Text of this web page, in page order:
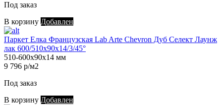
Под заказ
В корзину Добавлен
Паркет Елка Французская Lab Arte Chevron Дуб Селект Лаунж
лак 600/510х90х14/3/45°
510-600х90х14 мм
9 796 р/м2
Под заказ
В корзину Добавлен